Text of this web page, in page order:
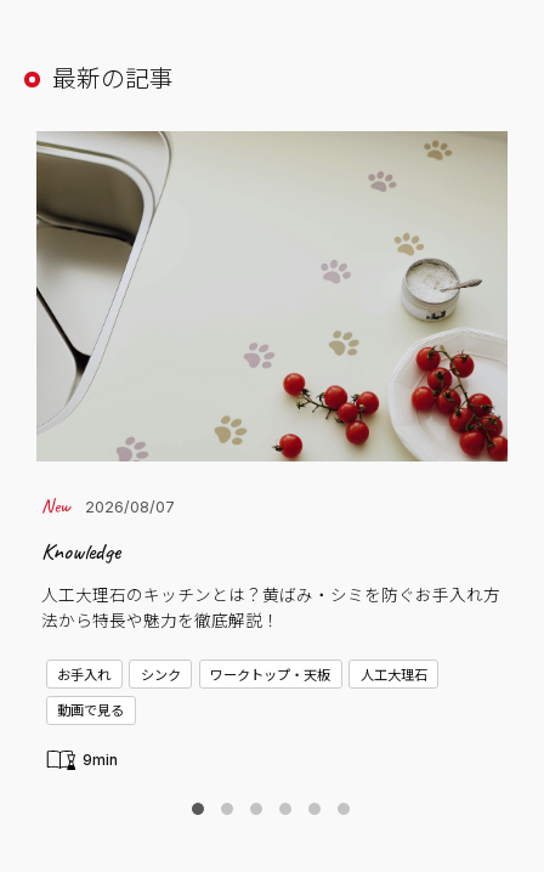
最新の記事
2026/08/07
Knowledge
人工大理石のキッチンとは？黄ばみ・シミを防ぐお手入れ方
法から特長や魅力を徹底解説！
お手入れ シンク ワークトップ・天板
人工大理石
動画で見る
9min